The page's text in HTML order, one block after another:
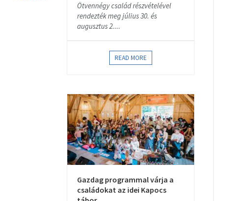
Ötvennégy család részvételével
rendezték meg július 30. és
augusztus 2....
READ MORE
Gazdag programmal várja a
családokat az idei Kapocs